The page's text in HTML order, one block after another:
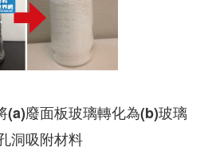
(a)廢面板玻璃轉化為(b)玻璃
洞吸附材料